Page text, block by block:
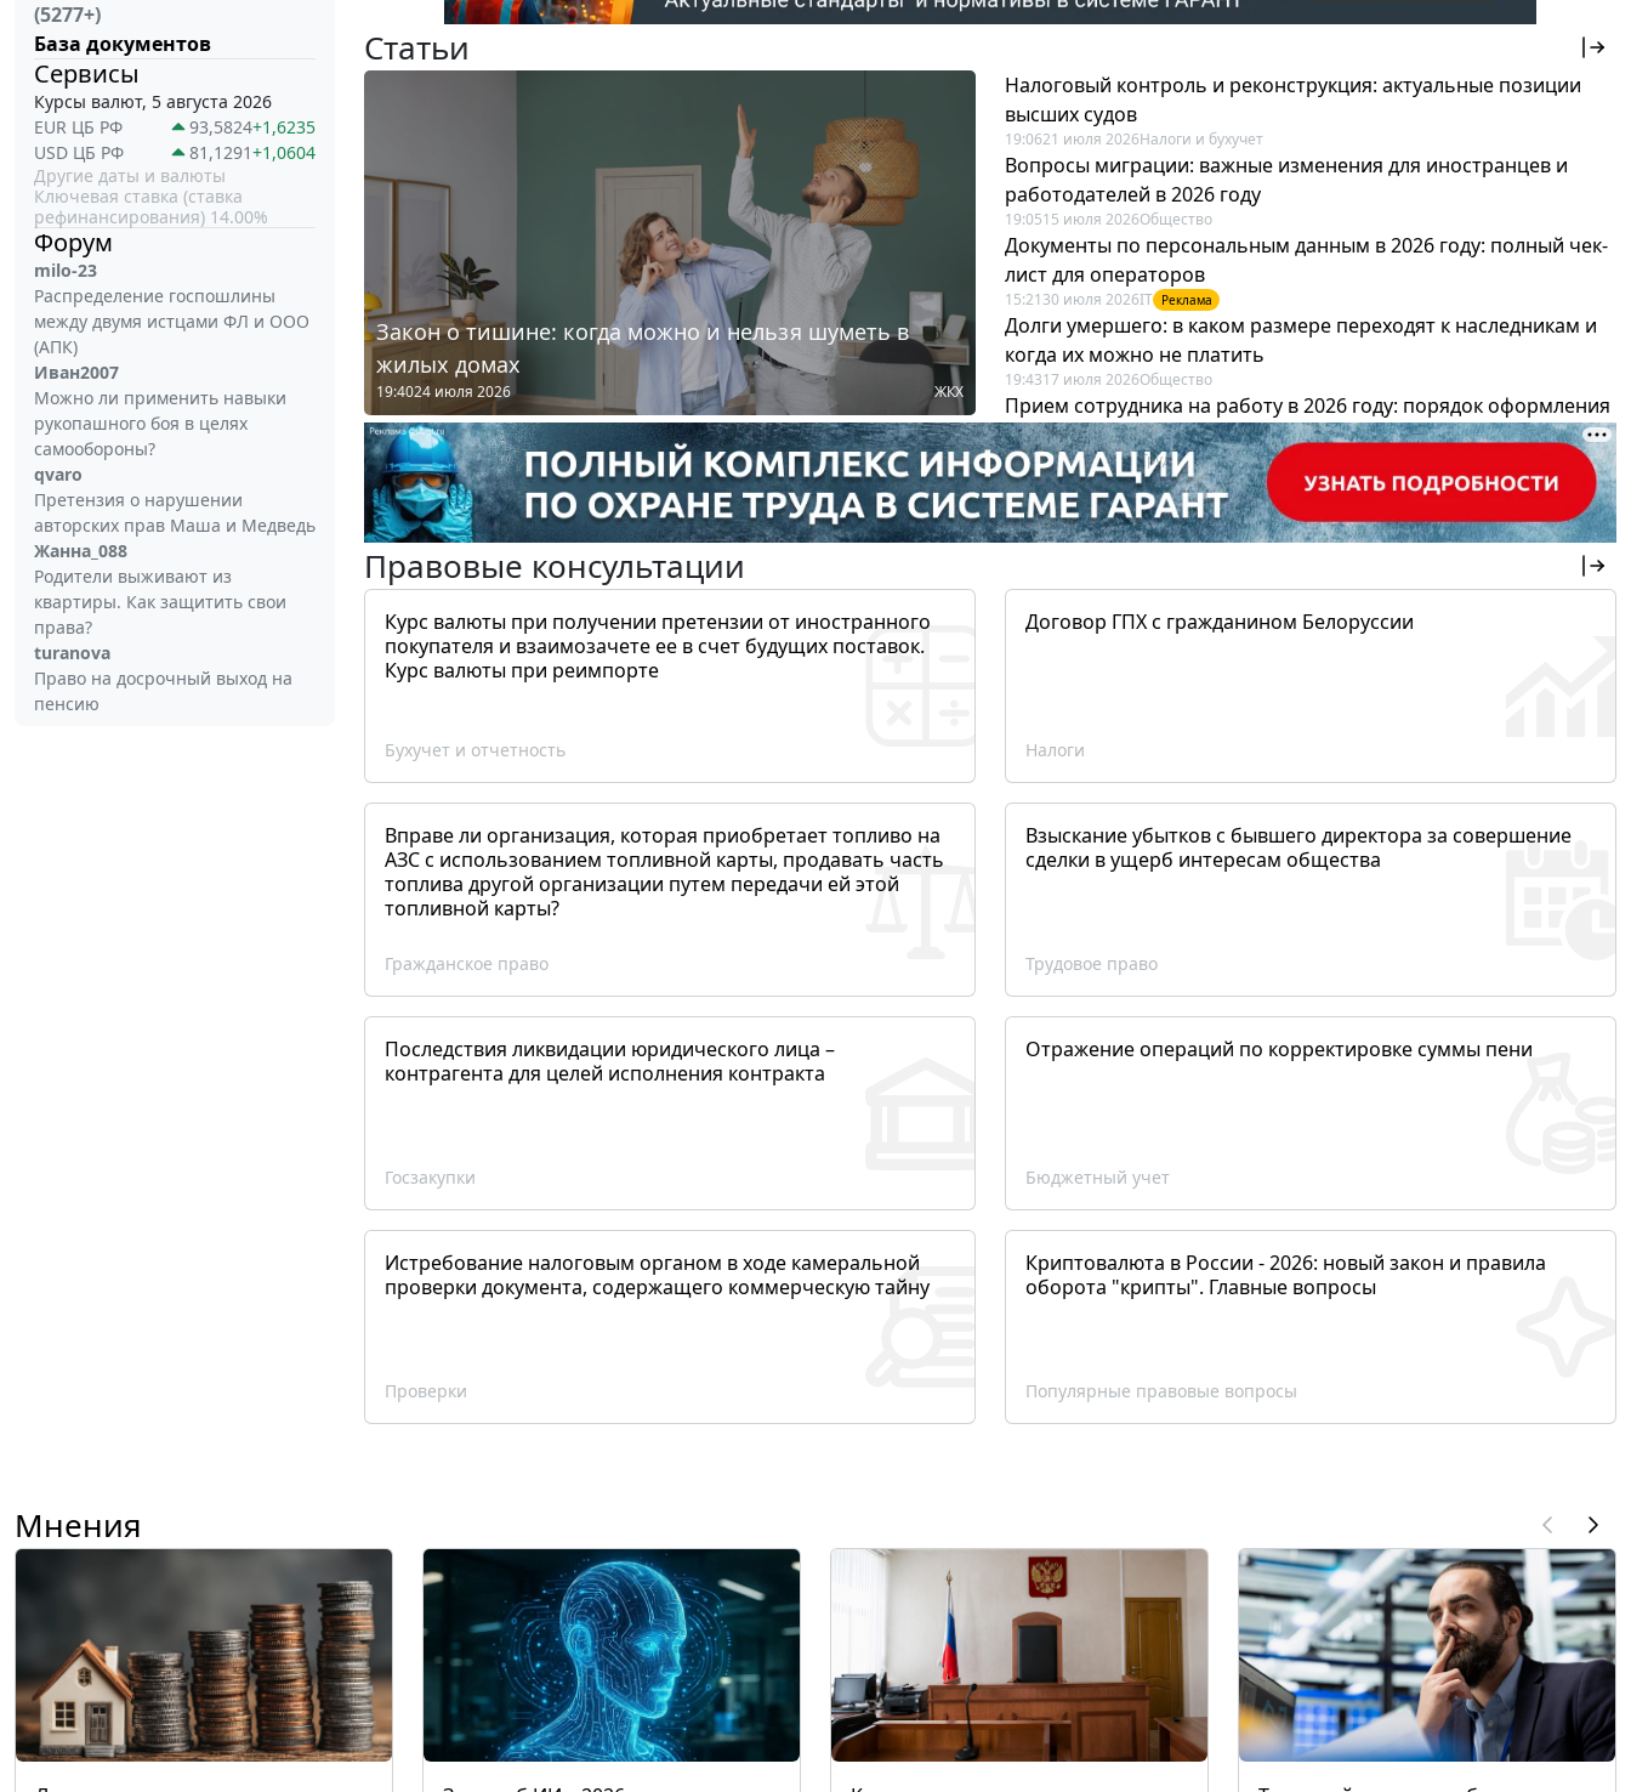
(5277+)
База документов
Сервисы
Курсы валют, 5 августа 2026
EUR ЦБ РФ
93,5824+1,6235
USD ЦБ РФ
81,1291+1,0604
Другие даты и валюты
Ключевая ставка (ставка
рефинансирования) 14.00%
Форум
milo-23
Распределение госпошлины
между двумя истцами ФЛ и ООО
(АПК)
Иван2007
Можно ли применить навыки
рукопашного боя в целях
самообороны?
qvaro
Претензия о нарушении
авторских прав Маша и Медведь
Жанна_088
Родители выживают из
квартиры. Как защитить свои
права?
turanova
Право на досрочный выход на
пенсию
Статьи
Закон о тишине: когда можно и нельзя шуметь в
жилых домах
19:4024 июля 2026 ЖКХ
Налоговый контроль и реконструкция: актуальные позиции
высших судов
19:0621 июля 2026Налоги и бухучет
Вопросы миграции: важные изменения для иностранцев и
работодателей в 2026 году
19:0515 июля 2026Общество
Документы по персональным данным в 2026 году: полный чек-
лист для операторов
15:21 30 июля 2026IT Реклама
Долги умершего: в каком размере переходят к наследникам и
когда их можно не платить
19:4317 июля 2026Общество
Прием сотрудника на работу в 2026 году: порядок оформления
для кадровика и бухгалтера
12:2822 июля 2026Труд Реклама
Правовые консультации
Курс валюты при получении претензии от иностранного
покупателя и взаимозачете ее в счет будущих поставок.
Курс валюты при реимпорте
Бухучет и отчетность
Договор ГПХ с гражданином Белоруссии
Налоги
Вправе ли организация, которая приобретает топливо на
АЗС с использованием топливной карты, продавать часть
топлива другой организации путем передачи ей этой
топливной карты?
Гражданское право
Взыскание убытков с бывшего директора за совершение
сделки в ущерб интересам общества
Трудовое право
Последствия ликвидации юридического лица –
контрагента для целей исполнения контракта
Госзакупки
Отражение операций по корректировке суммы пени
Бюджетный учет
Истребование налоговым органом в ходе камеральной
проверки документа, содержащего коммерческую тайну
Проверки
Криптовалюта в России - 2026: новый закон и правила
оборота "крипты". Главные вопросы
Популярные правовые вопросы
Мнения